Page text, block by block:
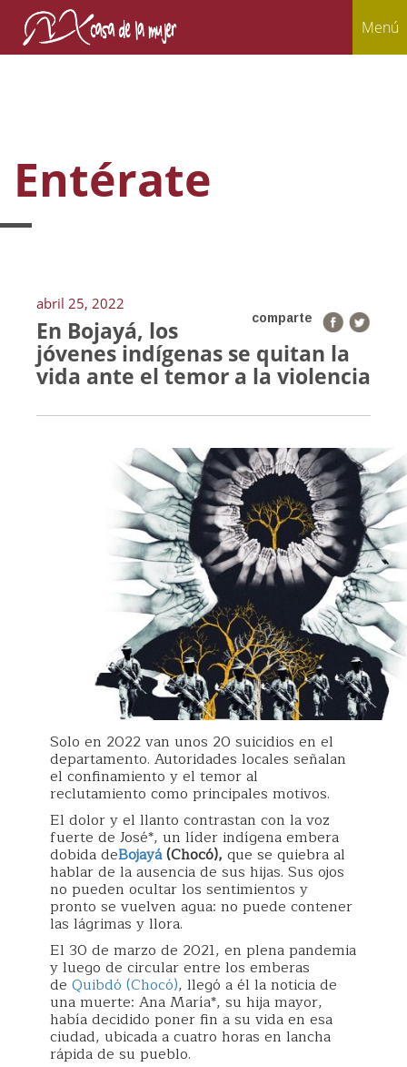
Menú
Entérate
abril 25, 2022
comparte
En Bojayá, los
jóvenes indígenas se quitan la
vida ante el temor a la violencia
Solo en 2022 van unos 20 suicidios en el
departamento. Autoridades locales señalan
el confinamiento y el temor al
reclutamiento como principales motivos.
El dolor y el llanto contrastan con la voz
fuerte de José*, un líder indígena embera
dobida deBojayá(Chocó), que se quiebra al
hablar de la ausencia de sus hijas. Sus ojos
no pueden ocultar los sentimientos y
pronto se vuelven agua: no puede contener
las lágrimas y llora.
El 30 de marzo de 2021, en plena pandemia
y luego de circular entre los emberas
de Quibdó (Chocó), llegó a él la noticia de
una muerte: Ana María*, su hija mayor,
había decidido poner fin a su vida en esa
ciudad, ubicada a cuatro horas en lancha
rápida de su pueblo.